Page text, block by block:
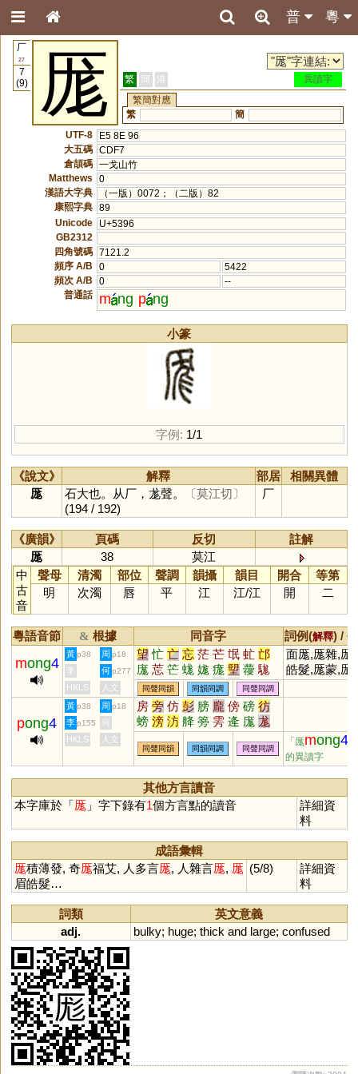
粵
普
厂
27
7
(9)
厖 繁 簡 港
異讀字
繁簡對應
繁
簡
UTF-8
E5 8E 96
大五碼 CDF7
倉頡碼 一戈山竹
Matthews
0
漢語大字典
（一版）0072；（二版）82
康熙字典 89
Unicode
U+5396
GB2312
四角號碼 7121.2
頻序 A/B
0
5422
頻次 A/B
0
--
普通話
m ng p ng
小篆
字例: 1/1
《說文》 解釋 部居
相關異體
厖
石大也。从厂，尨聲。
〔莫江切〕
(194 / 192)
厂
《廣韻》 頁碼 反切
註解
厖
38
莫江
中
古
音
聲母 清濁 部位 聲調 韻攝 韻目 開合
等第
明
次濁 唇 平 江 江/江 開 二
粵語音節 & 根據 同音字 詞例(解釋) /
mong4
黃 p38 周 p18 望 忙 亡 忘 茫 芒 氓 虻 邙
庬 莣 笀 蛖 娏 痝 朢 蘉 駹
鋩 硭 牻 哤 甿 尨 汒 杗
面厖,厖雜,厖
皓髮,厖蒙,厖
李 何 p277
HKLS 人文 同聲同韻 同韻同調 同聲同調
pong4
黃 p38 周 p18 房 旁 仿 彭 膀 龐 傍 磅 彷
螃 滂 汸 舽 篣 雱 逄 庬 尨
徬
李 p155
何
HKLS
人文
同聲同韻 同韻同調 同聲同調
「厖mong4
的異讀字
其他方言讀音
本字庫於「厖 」字下錄有1個方言點的讀音
詳細資
料
成語彙輯
厖積薄發, 奇厖福艾, 人多言厖, 人雜言厖, 厖
眉皓髮…
(5/8)
詳細資
料
詞類
英文意義
adj.
bulky; huge; thick and large; confused